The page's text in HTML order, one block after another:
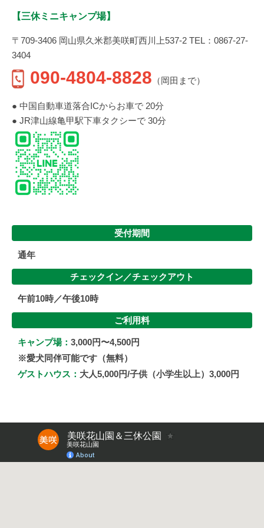
【三休ミニキャンプ場】
〒709-3406 岡山県久米郡美咲町西川上537-2 TEL：0867-27-
3404
090-4804-8828 （岡田まで）
● 中国自動車道落合ICからお車で 20分
● JR津山線亀甲駅下車タクシーで 30分
受付期間
通年
チェックイン／チェックアウト
午前10時／午後10時
ご利用料
キャンプ場： 3,000円〜4,500円
※愛犬同伴可能です（無料）
ゲストハウス： 大人5,000円/子供（小学生以上）3,000円